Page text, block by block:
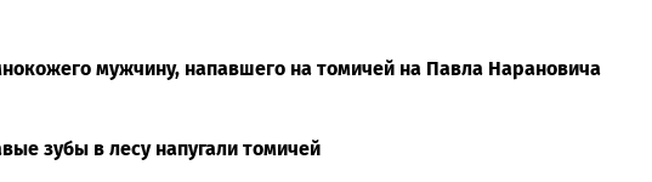
мужчину, напавшего на томичей на Павла Нарановича
зубы в лесу напугали томичей